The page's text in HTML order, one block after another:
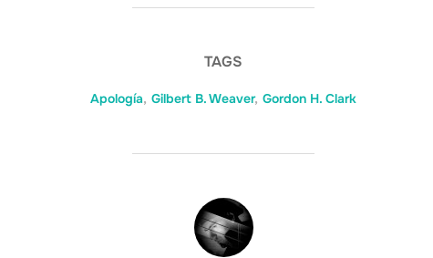
TAGS
Apología, Gilbert B. Weaver, Gordon H. Clark
POST AUTHOR